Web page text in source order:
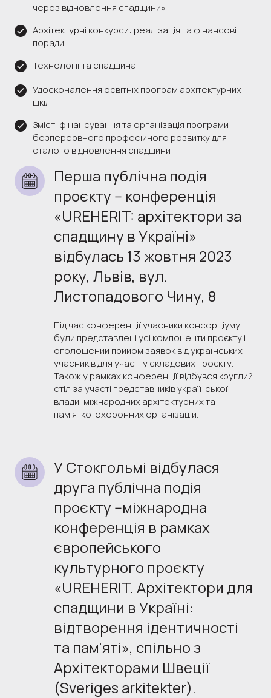
через відновлення спадщини»
Архітектурні конкурси: реалізація та фінансові
поради
Технології та спадщина
Удосконалення освітніх програм архітектурних
шкіл
Зміст, фінансування та організація програми
безперервного професійного розвитку для
сталого відновлення спадщини
Перша публічна подія
проєкту -- конференція
«UREHERIT: архітектори за
спадщину в Україні»
відбулась 13 жовтня 2023
року, Львів, вул.
Листопадового Чину, 8
Під час конференції учасники консорціуму
були представлені усі компоненти проєкту і
оголошений прийом заявок від українських
учасників для участі у складових проєкту.
Також у рамках конференції відбувся круглий
стіл за участі представників української
влади, міжнародних архітектурних та
пам’ятко-охоронних організацій.
У Стокгольмі відбулася
друга публічна подія
проєкту --міжнародна
конференція в рамках
європейського
культурного проєкту
«UREHERIT. Архітектори для
спадщини в Україні:
відтворення ідентичності
та пам'яті», спільно з
Архітекторами Швеції
(Sveriges arkitekter).